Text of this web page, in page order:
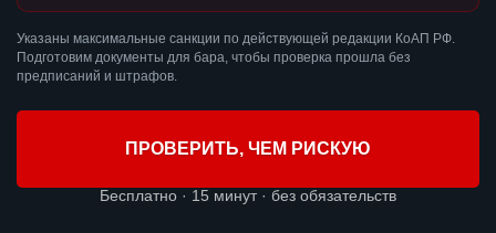
Указаны максимальные санкции по действующей редакции КоАП РФ.
Подготовим документы для бара, чтобы проверка прошла без
предписаний и штрафов.
ПРОВЕРИТЬ, ЧЕМ РИСКУЮ
Бесплатно · 15 минут · без обязательств